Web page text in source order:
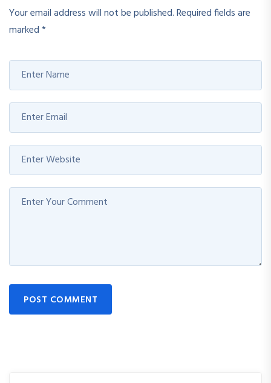
Your email address will not be published.Required fields are
marked*
POST COMMENT